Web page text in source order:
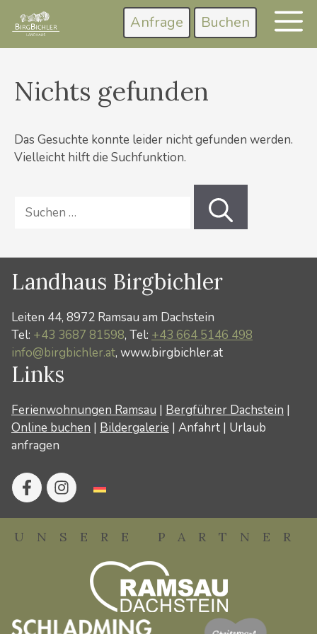
Inhalt
Anfrage Buchen
Nichts gefunden
Das Gesuchte konnte leider nicht gefunden werden.
Vielleicht hilft die Suchfunktion.
nach:
Landhaus Birgbichler
Leiten 44, 8972 Ramsau am Dachstein
Tel: +43 3687 81598, Tel: +43 664 5146 498
info@birgbichler.at, www.birgbichler.at
Links
Ferienwohnungen Ramsau | Bergführer Dachstein |
Online buchen | Bildergalerie | Anfahrt | Urlaub
anfragen
UNSERE PARTNER